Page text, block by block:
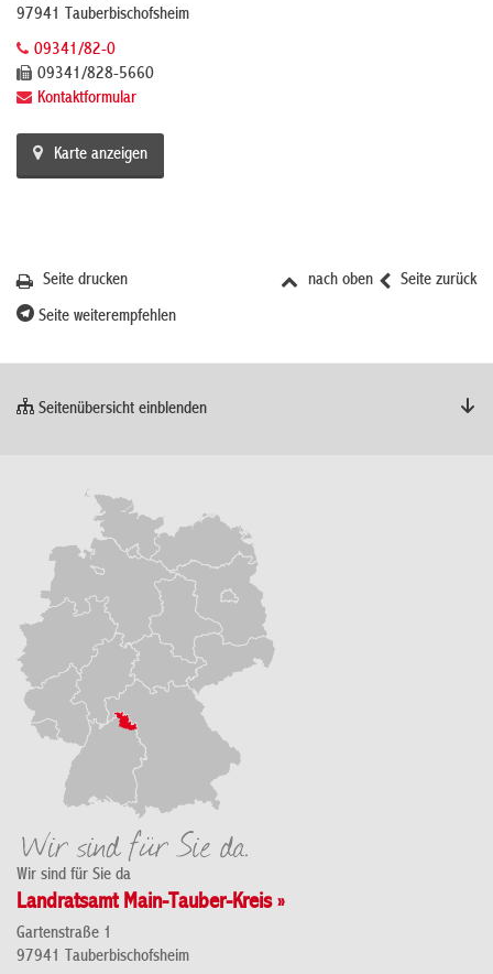
97941 Tauberbischofsheim
09341/82-0
09341/828-5660
Kontaktformular
Karte anzeigen
Seite zurück
nach oben
Seite drucken
Seite weiterempfehlen
Seitenübersicht einblenden
Wir sind für Sie da
Landratsamt Main-Tauber-Kreis »
Gartenstraße 1
97941 Tauberbischofsheim